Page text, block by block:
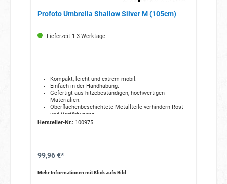
Profoto Umbrella Shallow Silver M (105cm)
Lieferzeit 1-3 Werktage
Kompakt, leicht und extrem mobil.
Einfach in der Handhabung.
Gefertigt aus hitzebeständigen, hochwertigen
Materialien.
Oberflächenbeschichtete Metallteile verhindern Rost
und Verfärbungen.
Ein optionaler Diffusor sorgt für ein weicheres,
Hersteller-Nr.:100975
99,96 €*
Mehr Informationen mit Klick aufs Bild